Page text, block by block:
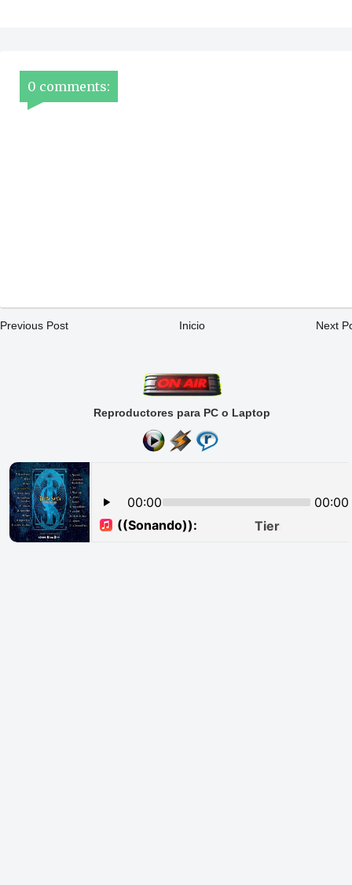
0 comments:
Previous Post Inicio Next
Reproductores para PC o Laptop